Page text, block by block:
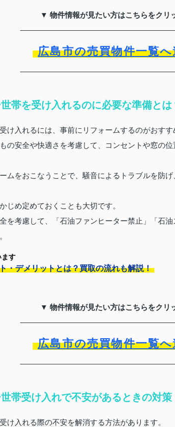
▼ 物件情報が見たい方はこちらをクリ
広島市の売買物件一覧
帯を受け入れるのに必要な準備とは
け入れるには、事前にリフォームするのがおすす
の安全や快適さを考慮して、コンセントや窓の
ムをおこなうことで、騒音によるトラブルを防
じめ定めておくことも大切です。
を考慮して、「石油ファンヒーター禁止」「石
す
・デメリットとは？買取の流れも解説！
▼ 物件情報が見たい方はこちらをクリ
広島市の売買物件一覧
帯受け入れで不安があるときの対策
け入れる際の不安を解消する方法があります。